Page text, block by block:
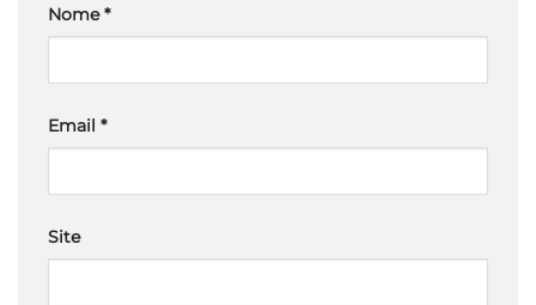
Nome*
Email *
Site